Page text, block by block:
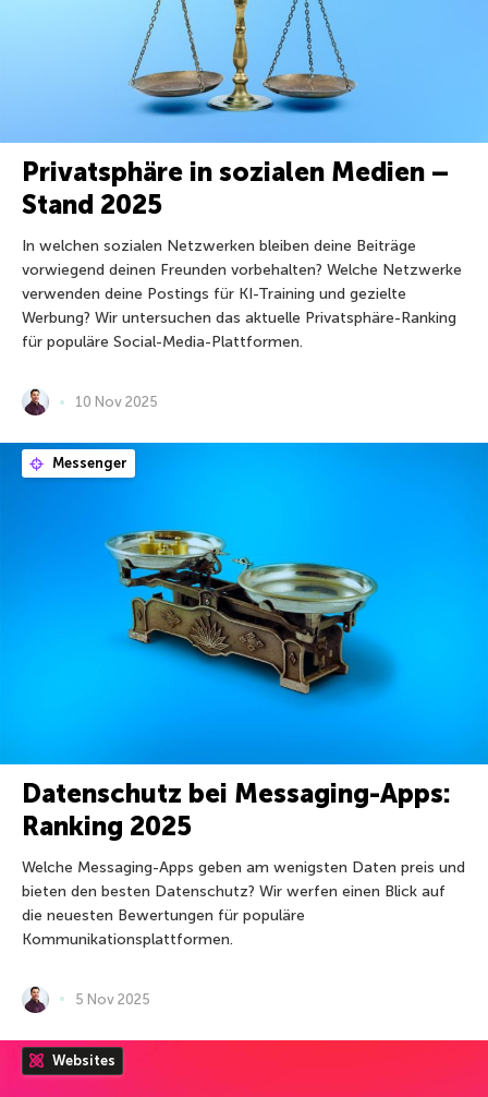
Privatsphäre in sozialen Medien –
Stand 2025
In welchen sozialen Netzwerken bleiben deine Beiträge
vorwiegend deinen Freunden vorbehalten? Welche Netzwerke
verwenden deine Postings für KI-Training und gezielte
Werbung? Wir untersuchen das aktuelle Privatsphäre-Ranking
für populäre Social-Media-Plattformen.
10 Nov 2025
Messenger
Datenschutz bei Messaging-Apps:
Ranking 2025
Welche Messaging-Apps geben am wenigsten Daten preis und
bieten den besten Datenschutz? Wir werfen einen Blick auf
die neuesten Bewertungen für populäre
Kommunikationsplattformen.
5 Nov 2025
Websites